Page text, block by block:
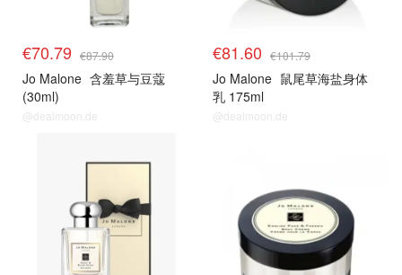
€70.79 €87.90
Jo Malone 含羞草与豆蔻
(30ml)
@dealmoon.de
€81.60 €101.79
Jo Malone 鼠尾草海盐身体
乳 175ml
@dealmoon.de